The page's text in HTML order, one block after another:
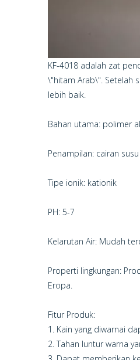
KF-4018 adalah zat
\"hitam Arab\". Setelah
lebih baik.
Bahan utama: polimer
Penampilan: cairan susu
Tipe ionik: kationik
PH: 5-7
Kelarutan Air: Mudah
Properti lingkungan:
Eropa.
Fitur Produk:
1. Kain yang diwarnai
2. Tahan luntur warna